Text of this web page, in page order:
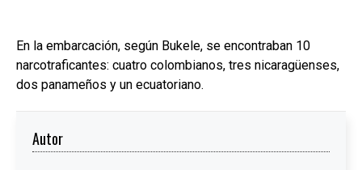
En la embarcación, según Bukele, se encontraban 10
narcotraficantes: cuatro colombianos, tres nicaragüenses,
dos panameños y un ecuatoriano.
Autor